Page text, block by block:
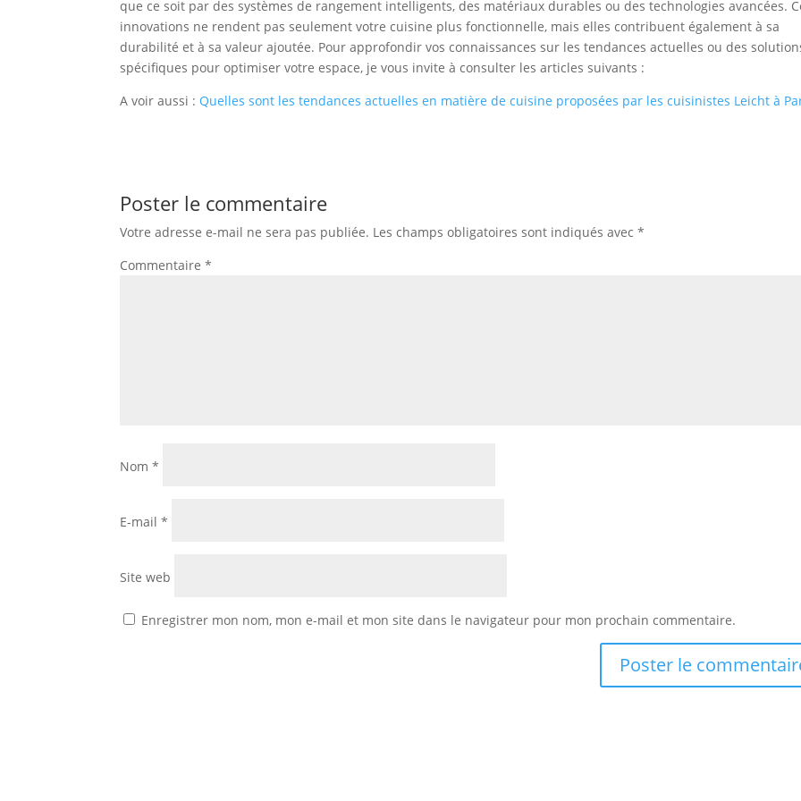
que ce soit par des systèmes de rangement intelligents, des matériaux durables ou des technologies avancées.
innovations ne rendent pas seulement votre cuisine plus fonctionnelle, mais elles contribuent également à sa
durabilité et à sa valeur ajoutée. Pour approfondir vos connaissances sur les tendances actuelles ou des
spécifiques pour optimiser votre espace, je vous invite à consulter les articles suivants :
A voir aussi : Quelles sont les tendances actuelles en matière de cuisine proposées par les cuisinistes Leicht à
Poster le commentaire
Votre adresse e-mail ne sera pas publiée. Les champs obligatoires sont indiqués avec*
Commentaire*
Nom*
E-mail*
Site web
Enregistrer mon nom, mon e-mail et mon site dans le navigateur pour mon prochain commentaire.